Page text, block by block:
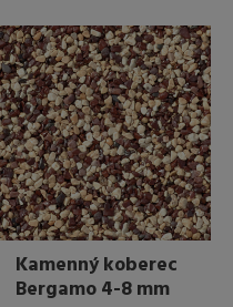
variant.
lze
vybrat
na
stránce
Kamenný koberec
Bergamo 4-8 mm